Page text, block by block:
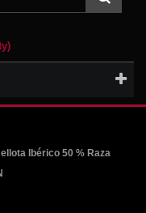
Ibérico 50 % Raza